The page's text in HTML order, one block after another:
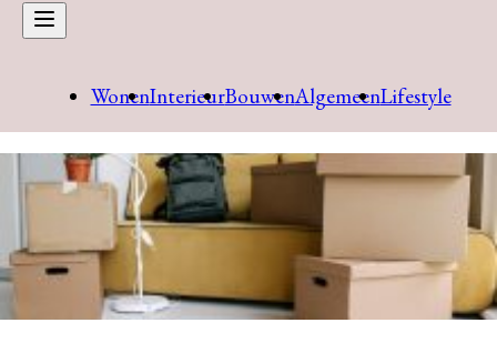
WonenInterieurBouwenAlgemeenLifestyle